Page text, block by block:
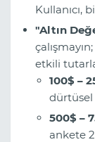
Kullanıcı,
"Altın
etkili
100$ –
dürtüsel
500$ –
ankete